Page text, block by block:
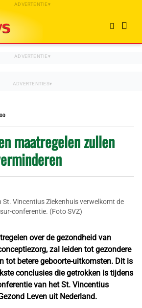
maatregelen zullen
St. Vincentius Ziekenhuis verwelkomt de
conferentie. (Foto SVZ)
over de gezondheid van
zal leiden tot gezondere
tot betere geboorte-uitkomsten. Dit is
conclusies die getrokken is tijdens
van het St. Vincentius
Leven uit Nederland.